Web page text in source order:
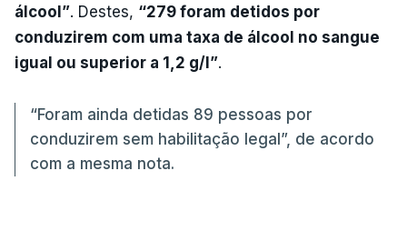
álcool”. Destes, “279 foram detidos por
conduzirem com uma taxa de álcool no sangue
igual ou superior a 1,2 g/l”.
“Foram ainda detidas 89 pessoas por
conduzirem sem habilitação legal”, de acordo
com a mesma nota.